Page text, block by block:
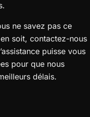
ne savez pas ce
soit, contactez-nous
puisse vous
pour que nous
délais.